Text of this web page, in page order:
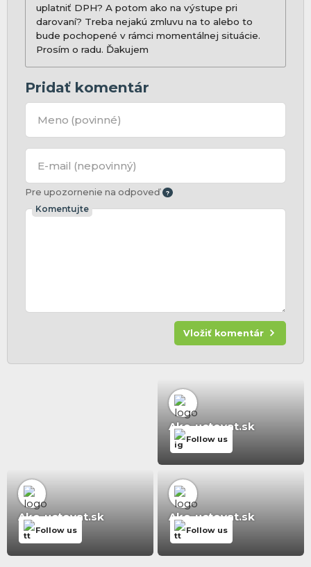
uplatniť DPH? A potom ako na výstupe pri
darovaní? Treba nejakú zmluvu na to alebo to
bude pochopené v rámci momentálnej situácie.
Prosím o radu. Ďakujem
Pridať komentár
Meno (povinné)
E-mail (nepovinný)
Pre upozornenie na odpoveď
Komentujte
Vložiť komentár
Ako-uctovat.sk
Follow us
Ako-uctovat.sk
Follow us
Ako-uctovat.sk
Follow us